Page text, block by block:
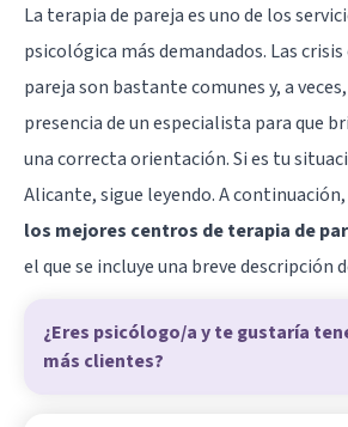
La terapia de pareja es uno de los
psicológica más demandados. Las
pareja son bastante comunes y, a
presencia de un especialista para que
una correcta orientación. Si es tu
Alicante, sigue leyendo. A
los mejores centros de terapia de
el que se incluye una breve descripción
¿Eres psicólogo/a y te gustaría
más clientes?